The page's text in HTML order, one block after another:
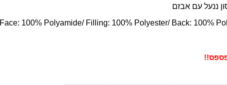
ננעל עם אבזם
Face: 100% Polyamide/ Filling: 100% Polyester/ Back: 100%